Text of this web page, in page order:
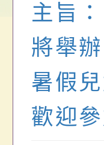
請，
祝活
位協
關（
名參
員退
算器
亦可
檢送
發展
看國
一案
主旨
將舉
暑假
歡迎參